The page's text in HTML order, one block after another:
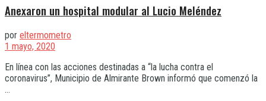
Anexaron un hospital modular al Lucio Meléndez
por eltermometro
1 mayo, 2020
En línea con las acciones destinadas a “la lucha contra el
coronavirus”, Municipio de Almirante Brown informó que comenzó la
...